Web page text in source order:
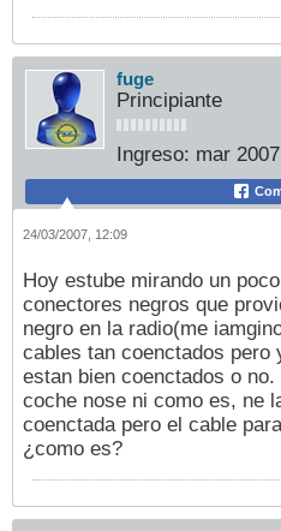
fuge
Principiante
Ingreso: mar 2007
24/03/2007, 12:09
Hoy estube mirando un
conectores negros que
negro en la radio(me
cables tan coenctados pero
estan bien coenctados o
coche nose ni como es, ne
coenctada pero el cable
¿como es?